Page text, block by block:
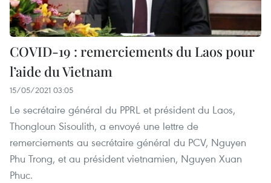
COVID-19 : remerciements du Laos pour
l’aide du Vietnam
15/05/2021 03:05
Le secrétaire général du PPRL et président du Laos,
Thongloun Sisoulith, a envoyé une lettre de
remerciements au secrétaire général du PCV, Nguyen
Phu Trong, et au président vietnamien, Nguyen Xuan
Phuc.